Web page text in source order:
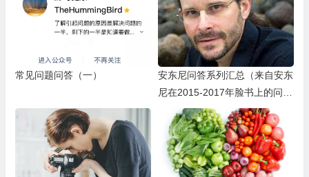
常见问题问答（一）
安东尼问答系列汇总（来自安东
尼在2015-2017年脸书上的问